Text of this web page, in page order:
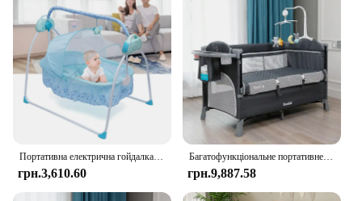
грн.3,610.60
Багатофункціональне портативне дитяче ліжечко, складне дитяче ліжечко з підгузковим столиком, колиска-качалка, дитяче ігрове ліжко, меблі для спальні для 0-6 років
грн.9,887.58